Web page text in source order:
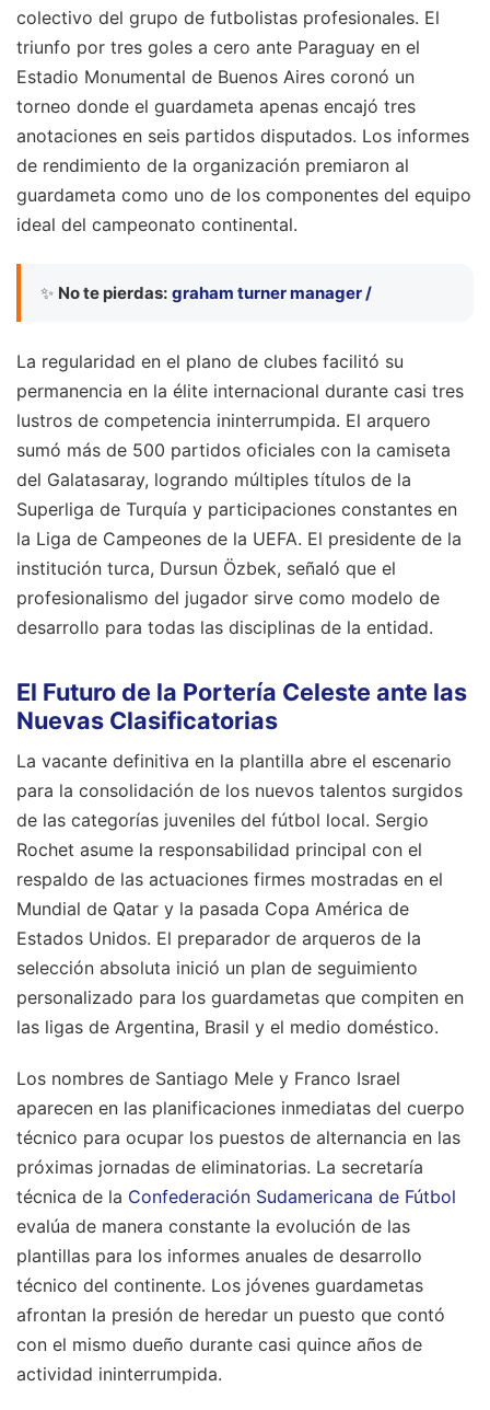
colectivo del grupo de futbolistas profesionales. El
triunfo por tres goles a cero ante Paraguay en el
Estadio Monumental de Buenos Aires coronó un
torneo donde el guardameta apenas encajó tres
anotaciones en seis partidos disputados. Los informes
de rendimiento de la organización premiaron al
guardameta como uno de los componentes del equipo
ideal del campeonato continental.
✨ No te pierdas: graham turner manager /
La regularidad en el plano de clubes facilitó su
permanencia en la élite internacional durante casi tres
lustros de competencia ininterrumpida. El arquero
sumó más de 500 partidos oficiales con la camiseta
del Galatasaray, logrando múltiples títulos de la
Superliga de Turquía y participaciones constantes en
la Liga de Campeones de la UEFA. El presidente de la
institución turca, Dursun Özbek, señaló que el
profesionalismo del jugador sirve como modelo de
desarrollo para todas las disciplinas de la entidad.
El Futuro de la Portería Celeste ante las
Nuevas Clasificatorias
La vacante definitiva en la plantilla abre el escenario
para la consolidación de los nuevos talentos surgidos
de las categorías juveniles del fútbol local. Sergio
Rochet asume la responsabilidad principal con el
respaldo de las actuaciones firmes mostradas en el
Mundial de Qatar y la pasada Copa América de
Estados Unidos. El preparador de arqueros de la
selección absoluta inició un plan de seguimiento
personalizado para los guardametas que compiten en
las ligas de Argentina, Brasil y el medio doméstico.
Los nombres de Santiago Mele y Franco Israel
aparecen en las planificaciones inmediatas del cuerpo
técnico para ocupar los puestos de alternancia en las
próximas jornadas de eliminatorias. La secretaría
técnica de la Confederación Sudamericana de Fútbol
evalúa de manera constante la evolución de las
plantillas para los informes anuales de desarrollo
técnico del continente. Los jóvenes guardametas
afrontan la presión de heredar un puesto que contó
con el mismo dueño durante casi quince años de
actividad ininterrumpida.